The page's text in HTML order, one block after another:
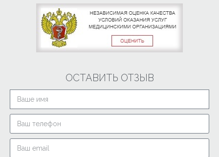
ОСТАВИТЬ ОТЗЫВ